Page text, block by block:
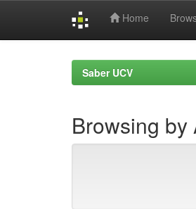
Home
Saber UCV
Browsing